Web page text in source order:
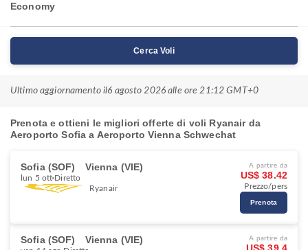
Economy
Cerca Voli
Ultimo aggiornamento il6 agosto 2026 alle ore 21:12 GMT+0
Prenota e ottieni le migliori offerte di voli Ryanair da
Aeroporto Sofia a Aeroporto Vienna Schwechat
Sofia (SOF) Vienna (VIE)
lun 5 ott Diretto
Ryanair
A partire da
US$ 38.42
Prezzo/pers
Prenota
Sofia (SOF) Vienna (VIE) A partire da